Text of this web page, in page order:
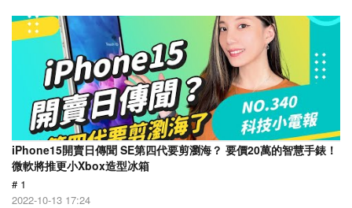
iPhone15開賣日傳聞 SE第四代要剪瀏海？ 要價20萬的智慧手錶！
微軟將推更小Xbox造型冰箱
# 1
2022-10-13 17:24